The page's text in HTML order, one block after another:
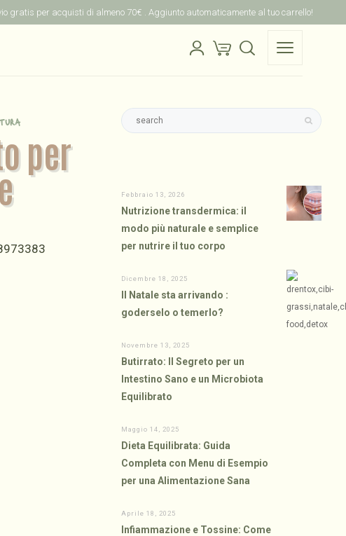
gratis per acquisti di almeno 70€ . Aggiunto automaticamente al tuo carrello!
per
Febbraio 13, 2026
Nutrizione transdermica: il
modo più naturale e semplice
per nutrire il tuo corpo
Dicembre 18, 2025
Il Natale sta arrivando :
goderselo o temerlo?
Novembre 13, 2025
Butirrato: Il Segreto per un
Intestino Sano e un Microbiota
Equilibrato
Maggio 14, 2025
Dieta Equilibrata: Guida
Completa con Menu di Esempio
per una Alimentazione Sana
Aprile 18, 2025
Infiammazione e Tossine: Come